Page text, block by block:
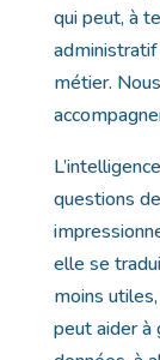
qui peut, à
métier.
questions
elle se
moins
peut aider à